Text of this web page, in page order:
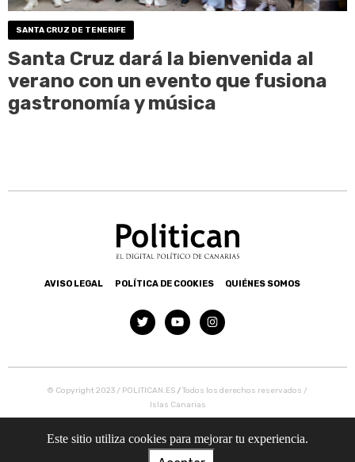
SANTA CRUZ DE TENERIFE
Santa Cruz dará la bienvenida al
verano con un evento que fusiona
gastronomía y música
AVISO LEGAL POLÍTICA DE COOKIES QUIÉNES SOMOS
© Copyright 2023 / POLITICAN.ES /Todos los derechos reservados /
Islas Canarias
Este sitio utiliza cookies para mejorar tu experiencia.